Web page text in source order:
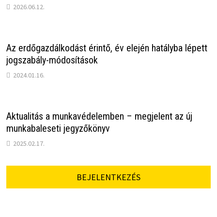
2026.06.12.
Az erdőgazdálkodást érintő, év elején hatályba lépett
jogszabály-módosítások
2024.01.16.
Aktualitás a munkavédelemben – megjelent az új
munkabaleseti jegyzőkönyv
2025.02.17.
BEJELENTKEZÉS